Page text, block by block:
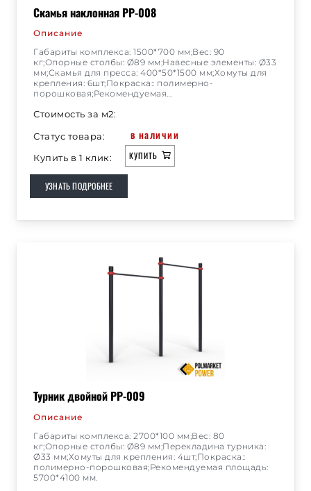
Скамья наклонная РР-008
Описание
Габариты комплекса: 1500*700 мм;Вес: 90
кг;Опорные столбы: Ø89 мм;Навесные элементы: Ø33
мм;Скамья для пресса: 400*50*1500 мм;Хомуты для
крепления: 6шт;Покраска:: полимерно-
порошковая;Рекомендуемая…
Стоимость за м2:
Статус товара:
в наличии
Купить в 1 клик: КУПИТЬ
УЗНАТЬ ПОДРОБНЕЕ
Турник двойной РР-009
Описание
Габариты комплекса: 2700*100 мм;Вес: 80
кг;Опорные столбы: Ø89 мм;Перекладина турника:
Ø33 мм;Хомуты для крепления: 4шт;Покраска::
полимерно-порошковая;Рекомендуемая площадь:
5700*4100 мм.